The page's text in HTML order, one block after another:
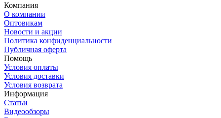
Компания
О компании
Оптовикам
Новости и акции
Политика конфиденциальности
Публичная оферта
Помощь
Условия оплаты
Условия доставки
Условия возврата
Информация
Статьи
Видеообзоры